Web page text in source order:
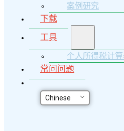
案例研究
下载
工具
个人所得税计
常问问题
Chinese